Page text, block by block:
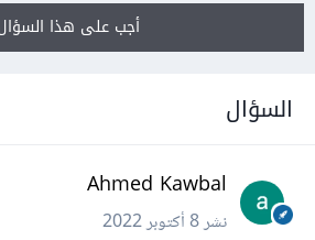
أجب على هذا السؤال
السؤال
Ahmed Kawbal
نشر8 أكتوبر 2022